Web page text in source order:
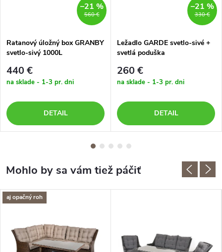
560 €
–21 %
Ratanový úložný box GRANBY
svetlo-sivý 1000L
440 €
na sklade - 1-3 pr. dni
DETAIL
330 €
–21 %
Ležadlo GARDE svetlo-sivé +
svetlá poduška
260 €
na sklade - 1-3 pr. dni
DETAIL
aj opačný roh